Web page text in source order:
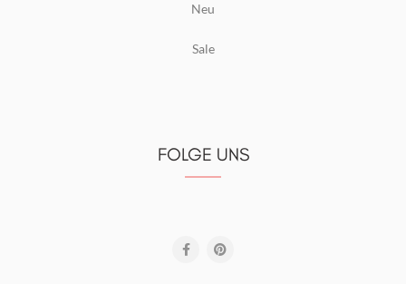
Neu
Sale
FOLGE UNS